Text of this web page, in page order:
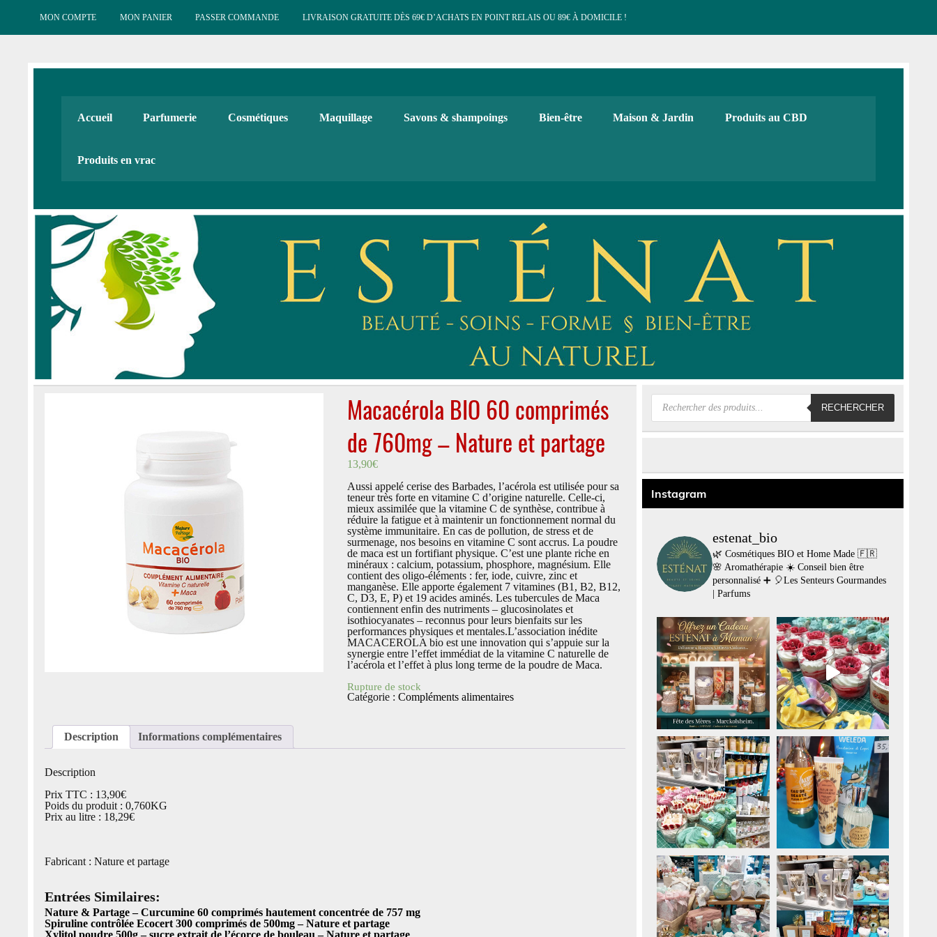
MON COMPTE MON PANIER PASSER COMMANDE LIVRAISON GRATUITE DÈS 69€ D’ACHATS EN POINT RELAIS OU 89€ À DOMICILE !
Esténat : Parfumerie cosmétiques maquillage CBD français Bio
Accueil
Parfumerie Cosmétiques Maquillage Savons & shampoings Bien-être Maison & Jardin Produits au CBD
Produits en vrac
Macacérola BIO 60 comprimés
de 760mg – Nature et partage
13,90€
Aussi appelé cerise des Barbades, l’acérola est utilisée pour sa
teneur très forte en vitamine C d’origine naturelle. Celle-ci,
mieux assimilée que la vitamine C de synthèse, contribue à
réduire la fatigue et à maintenir un fonctionnement normal du
système immunitaire. En cas de pollution, de stress et de
surmenage, nos besoins en vitamine C sont accrus. La poudre
de maca est un fortifiant physique. C’est une plante riche en
minéraux : calcium, potassium, phosphore, magnésium. Elle
contient des oligo-éléments : fer, iode, cuivre, zinc et
manganèse. Elle apporte également 7 vitamines (B1, B2, B12,
C, D3, E, P) et 19 acides aminés. Les tubercules de Maca
contiennent enfin des nutriments – glucosinolates et
isothiocyanates – reconnus pour leurs bienfaits sur les
performances physiques et mentales.L’association inédite
MACACEROLA bio est une innovation qui s’appuie sur la
synergie entre l’effet immédiat de la vitamine C naturelle de
l’acérola et l’effet à plus long terme de la poudre de Maca.
Rupture de stock
Catégorie : Compléments alimentaires
Description Informations complémentaires
Description
Prix TTC : 13,90€
Poids du produit : 0,760KG
Prix au litre : 18,29€
Fabricant : Nature et partage
Entrées Similaires:
Nature & Partage – Curcumine 60 comprimés hautement concentrée de 757 mg
Spiruline contrôlée Ecocert 300 comprimés de 500mg – Nature et partage
Xylitol poudre 500g – sucre extrait de l’écorce de bouleau – Nature et partage
Recherche
produits
RECHERCHER
Instagram
estenat_bio
🌿 Cosmétiques BIO et Home Made 🇫🇷
🌸 Aromathérapie ☀️ Conseil bien être
personnalisé ➕ 🎈Les Senteurs Gourmandes
| Parfums